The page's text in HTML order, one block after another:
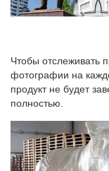
Чтобы отслеживать
фотографии на
продукт не будет
полностью.